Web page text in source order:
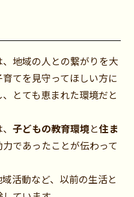
地域の人との繋がりを大
てを見守ってほしい方に
とても恵まれた環境だと
、子どもの教育環境と住ま
であったことが伝わって
活動など、以前の生活と